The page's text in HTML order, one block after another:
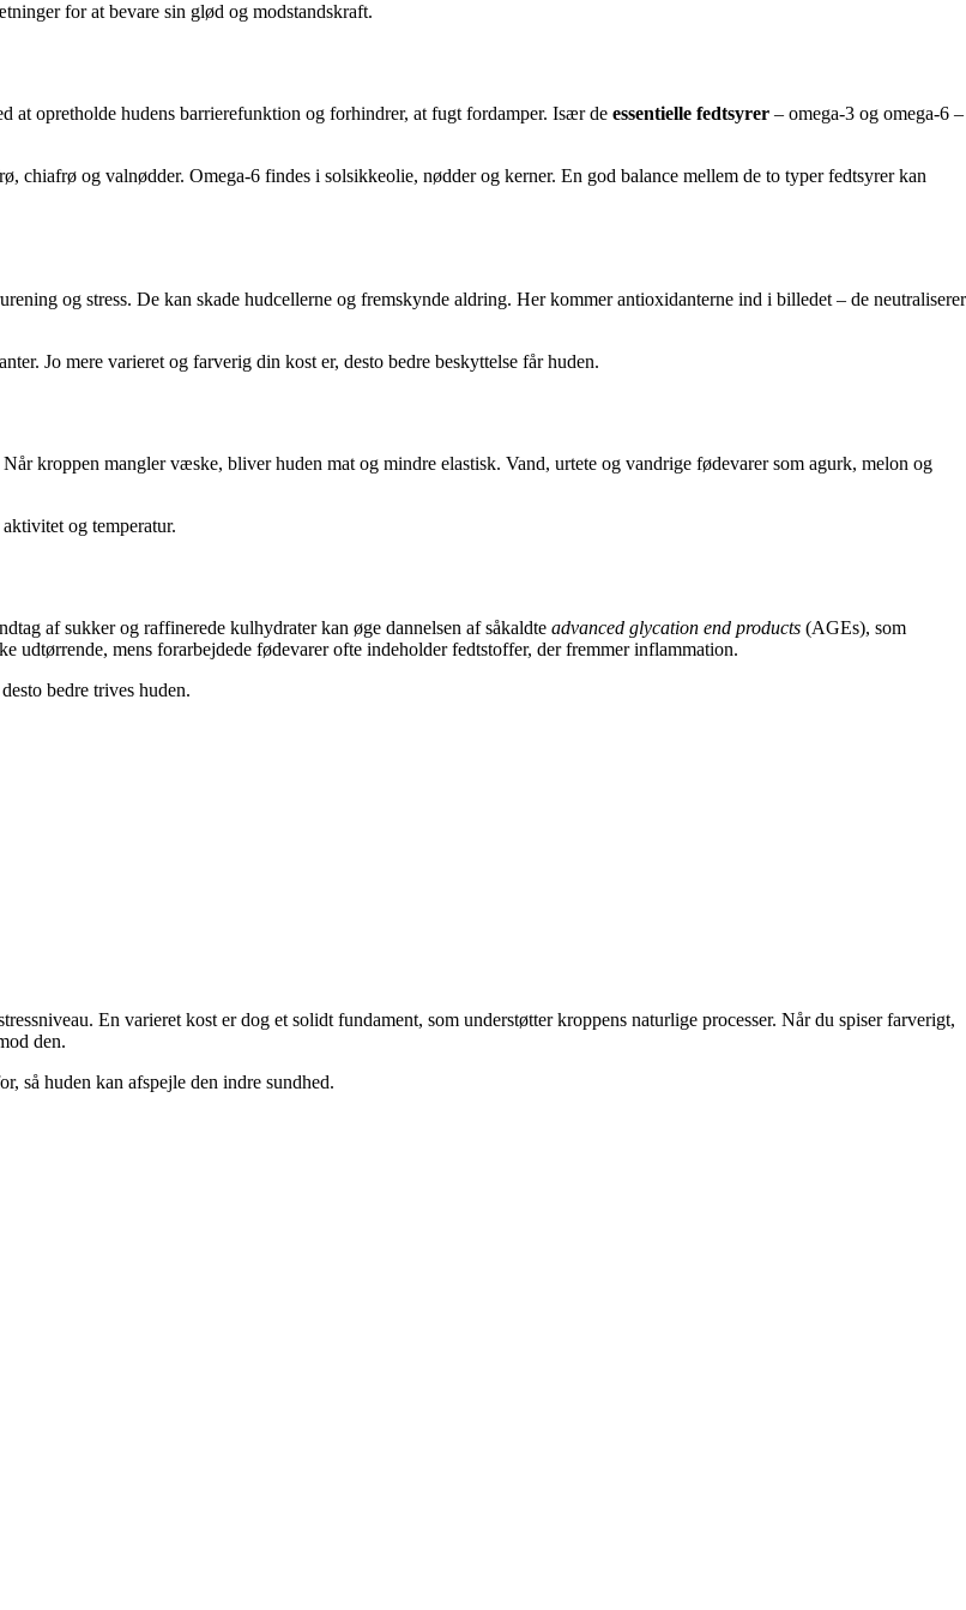
for at bevare sin glød og modstandskraft.
opretholde hudens barrierefunktion og forhindrer, at fugt fordamper. Især de essentielle fedtsyrer – omega-3 og omega-6 –
chiafrø og valnødder. Omega-6 findes i solsikkeolie, nødder og kerner. En god balance mellem de to typer fedtsyrer kan
og stress. De kan skade hudcellerne og fremskynde aldring. Her kommer antioxidanterne ind i billedet – de neutraliserer
Jo mere varieret og farverig din kost er, desto bedre beskyttelse får huden.
kroppen mangler væske, bliver huden mat og mindre elastisk. Vand, urtete og vandrige fødevarer som agurk, melon og
og temperatur.
af sukker og raffinerede kulhydrater kan øge dannelsen af såkaldte advanced glycation end products (AGEs), som
mens forarbejdede fødevarer ofte indeholder fedtstoffer, der fremmer inflammation.
bedre trives huden.
En varieret kost er dog et solidt fundament, som understøtter kroppens naturlige processer. Når du spiser farverigt,
den.
så huden kan afspejle den indre sundhed.